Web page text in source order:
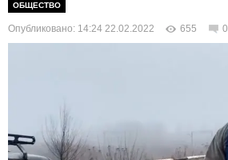
ПОЛИТИКА
ОБЩЕСТВО
ОБЩЕСТВО
Опубликовано: 14:24 22.02.2022 655 0